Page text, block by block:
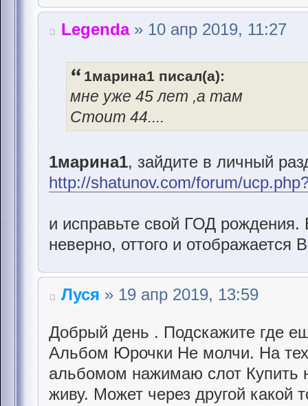
Legenda» 10 апр 2019, 11:27
1марина1 писал(а):
мне уже 45 лет ,а там
Стоит 44....
1марина1, зайдите в личный
http://shatunov.com/forum/
и исправьте свой ГОД
неверно, оттого и отображается
Луся » 19 апр 2019, 13:59
Добрый день . Подскажите где
Альбом Юрочки Не молчи. На
альбомом нажимаю слот Купить
живу. Может через другой какой